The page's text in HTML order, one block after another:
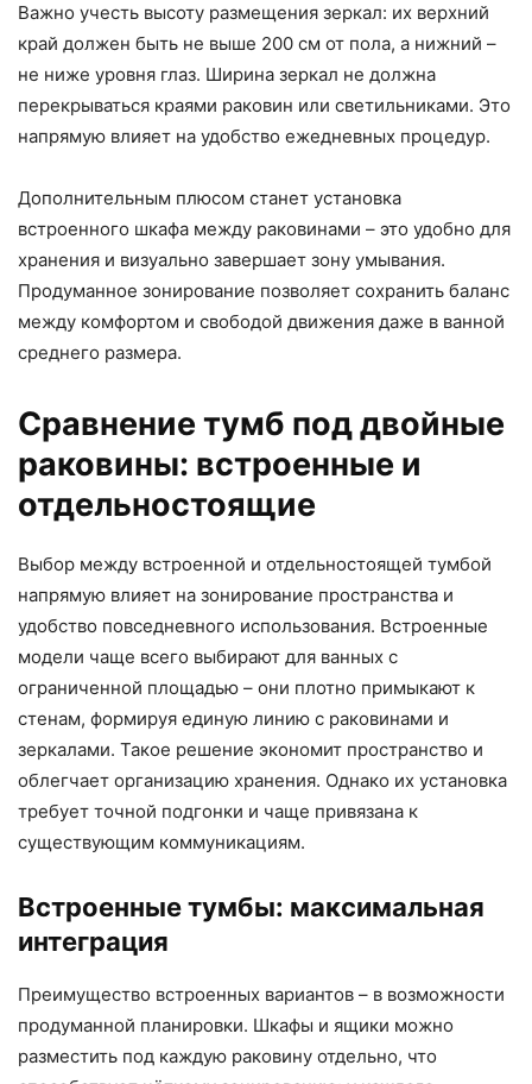
Важно учесть высоту размещения зеркал: их верхний
край должен быть не выше 200 см от пола, а нижний –
не ниже уровня глаз. Ширина зеркал не должна
перекрываться краями раковин или светильниками. Это
напрямую влияет на удобство ежедневных процедур.
Дополнительным плюсом станет установка
встроенного шкафа между раковинами – это удобно для
хранения и визуально завершает зону умывания.
Продуманное зонирование позволяет сохранить баланс
между комфортом и свободой движения даже в ванной
среднего размера.
Сравнение тумб под двойные
раковины: встроенные и
отдельностоящие
Выбор между встроенной и отдельностоящей тумбой
напрямую влияет на зонирование пространства и
удобство повседневного использования. Встроенные
модели чаще всего выбирают для ванных с
ограниченной площадью – они плотно примыкают к
стенам, формируя единую линию с раковинами и
зеркалами. Такое решение экономит пространство и
облегчает организацию хранения. Однако их установка
требует точной подгонки и чаще привязана к
существующим коммуникациям.
Встроенные тумбы: максимальная
интеграция
Преимущество встроенных вариантов – в возможности
продуманной планировки. Шкафы и ящики можно
разместить под каждую раковину отдельно, что